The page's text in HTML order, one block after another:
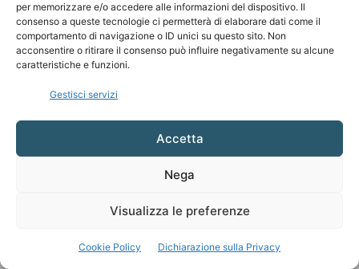
per memorizzare e/o accedere alle informazioni del dispositivo. Il
consenso a queste tecnologie ci permetterà di elaborare dati come il
comportamento di navigazione o ID unici su questo sito. Non
acconsentire o ritirare il consenso può influire negativamente su alcune
caratteristiche e funzioni.
Gestisci servizi
Accetta
Nega
Visualizza le preferenze
Cookie Policy Dichiarazione sulla Privacy